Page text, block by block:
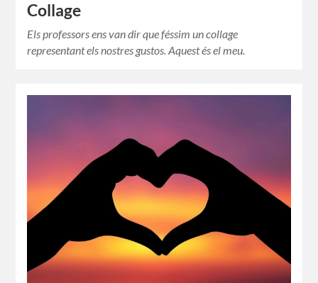
Collage
Els professors ens van dir que féssim un collage
representant els nostres gustos. Aquest és el meu.